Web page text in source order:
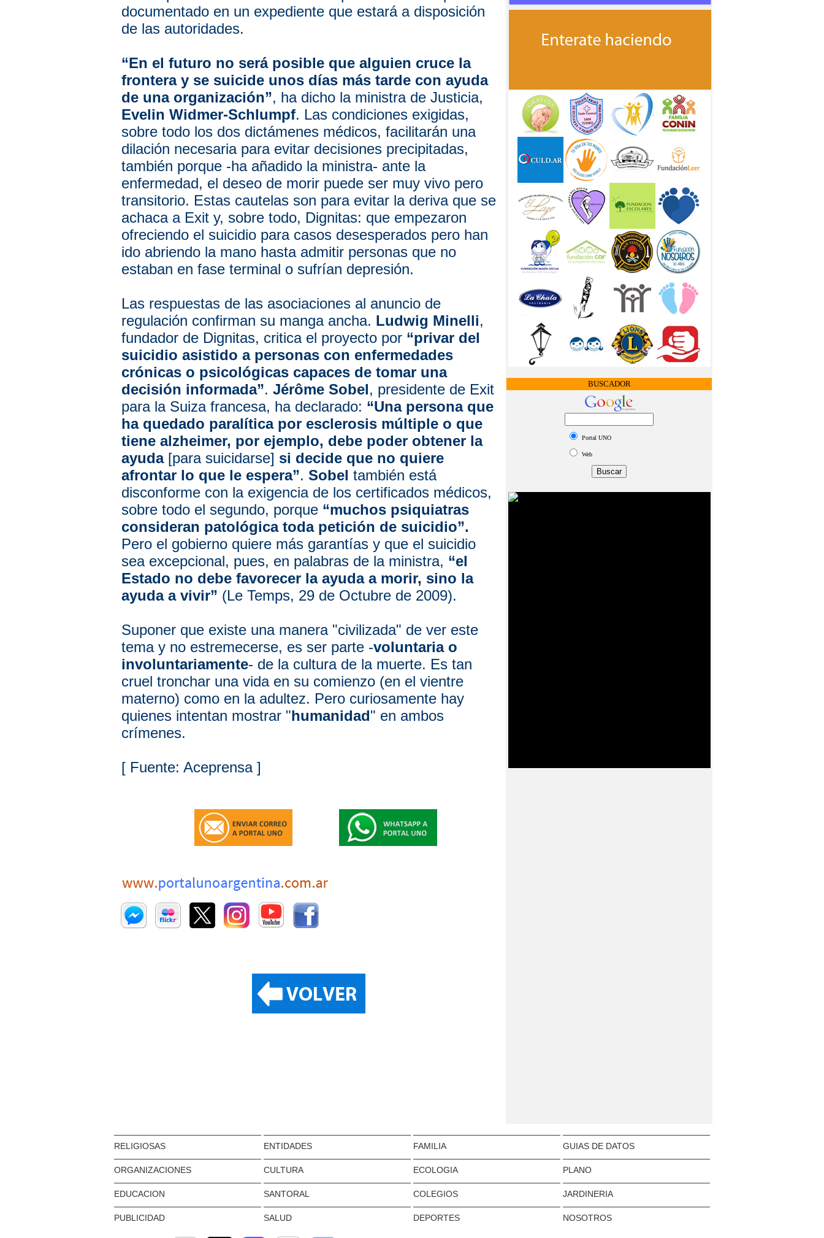
documentado en un expediente que estará a disposición
de las autoridades.
“En el futuro no será posible que alguien cruce la
frontera y se suicide unos días más tarde con ayuda
de una organización”, ha dicho la ministra de Justicia,
Evelin Widmer-Schlumpf. Las condiciones exigidas,
sobre todo los dos dictámenes médicos, facilitarán una
dilación necesaria para evitar decisiones precipitadas,
también porque -ha añadido la ministra- ante la
enfermedad, el deseo de morir puede ser muy vivo pero
transitorio. Estas cautelas son para evitar la deriva que se
achaca a Exit y, sobre todo, Dignitas: que empezaron
ofreciendo el suicidio para casos desesperados pero han
ido abriendo la mano hasta admitir personas que no
estaban en fase terminal o sufrían depresión.
Las respuestas de las asociaciones al anuncio de
regulación confirman su manga ancha. Ludwig Minelli,
fundador de Dignitas, critica el proyecto por “privar del
suicidio asistido a personas con enfermedades
crónicas o psicológicas capaces de tomar una
decisión informada”. Jérôme Sobel, presidente de Exit
para la Suiza francesa, ha declarado: “Una persona que
ha quedado paralítica por esclerosis múltiple o que
tiene alzheimer, por ejemplo, debe poder obtener la
ayuda[para suicidarse] si decide que no quiere
afrontar lo que le espera”. Sobel también está
disconforme con la exigencia de los certificados médicos,
sobre todo el segundo, porque “muchos psiquiatras
consideran patológica toda petición de suicidio”.
Pero el gobierno quiere más garantías y que el suicidio
sea excepcional, pues, en palabras de la ministra, “el
Estado no debe favorecer la ayuda a morir, sino la
ayuda a vivir” (Le Temps, 29 de Octubre de 2009).
Suponer que existe una manera "civilizada" de ver este
tema y no estremecerse, es ser parte -voluntaria o
involuntariamente- de la cultura de la muerte. Es tan
cruel tronchar una vida en su comienzo (en el vientre
materno) como en la adultez. Pero curiosamente hay
quienes intentan mostrar "humanidad" en ambos
crímenes.
[ Fuente: Aceprensa ]
BUSCADOR
Portal UNO
Web
RELIGIOSAS ENTIDADES FAMILIA GUIAS DE DATOS
ORGANIZACIONES CULTURA ECOLOGIA PLANO
EDUCACION SANTORAL COLEGIOS JARDINERIA
PUBLICIDAD SALUD DEPORTES NOSOTROS